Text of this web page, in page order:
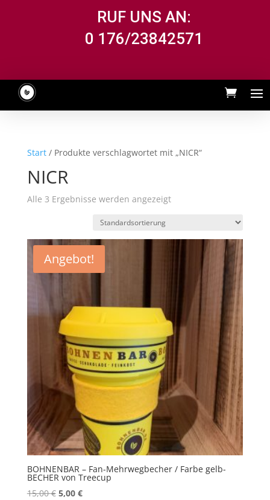
RUF UNS AN:
0 176/23842571
Start/ Produkte verschlagwortet mit „NICR“
NICR
Alle 3 Ergebnisse werden angezeigt
Angebot!
BOHNENBAR – Fan-Mehrwegbecher / Farbe gelb-
BECHER von Treecup
15,00€ Ursprünglicher
5,00 €Aktueller